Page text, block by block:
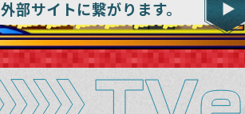
外部サイトに繋がります。